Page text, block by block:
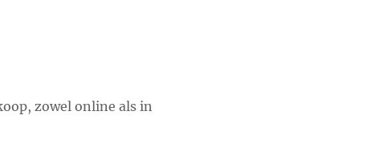
zowel online als in